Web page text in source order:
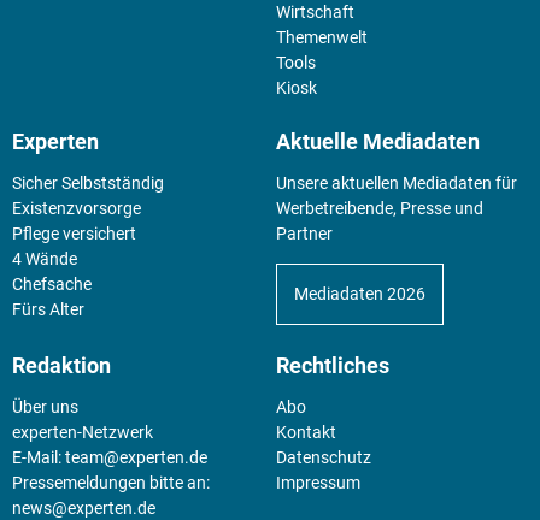
Wirtschaft
Themenwelt
Tools
Kiosk
Experten
Sicher Selbstständig
Existenz­vorsorge
Pflege versichert
4 Wände
Chefsache
Fürs Alter
Aktuelle Mediadaten
Unsere aktuellen Mediadaten für
Werbetreibende, Presse und
Partner
Mediadaten 2026
Redaktion
Über uns
experten-Netzwerk
E-Mail:team@experten.de
Pressemeldungen bitte an:
news@experten.de
Rechtliches
Abo
Kontakt
Datenschutz
Impressum